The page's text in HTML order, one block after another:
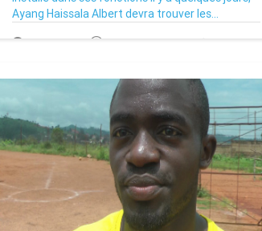
Ayang Haissala Albert devra trouver les...
05/08/17 Par MenouActu 0